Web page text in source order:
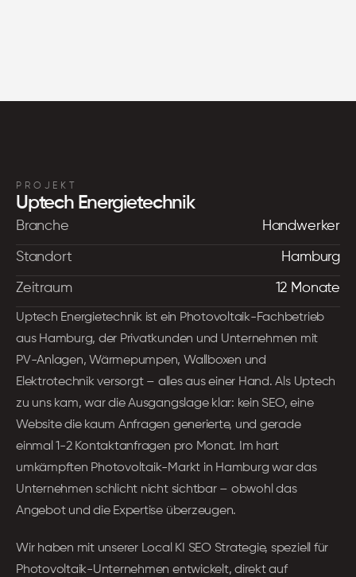
PROJEKT
Uptech Energietechnik
Branche Handwerker
Standort Hamburg
Zeitraum 12 Monate
Uptech Energietechnik ist ein Photovoltaik-Fachbetrieb
aus Hamburg, der Privatkunden und Unternehmen mit
PV-Anlagen, Wärmepumpen, Wallboxen und
Elektrotechnik versorgt – alles aus einer Hand. Als Uptech
zu uns kam, war die Ausgangslage klar: kein SEO, eine
Website die kaum Anfragen generierte, und gerade
einmal 1-2 Kontaktanfragen pro Monat. Im hart
umkämpften Photovoltaik-Markt in Hamburg war das
Unternehmen schlicht nicht sichtbar – obwohl das
Angebot und die Expertise überzeugen.
Wir haben mit unserer Local KI SEO Strategie, speziell für
Photovoltaik-Unternehmen entwickelt, direkt auf